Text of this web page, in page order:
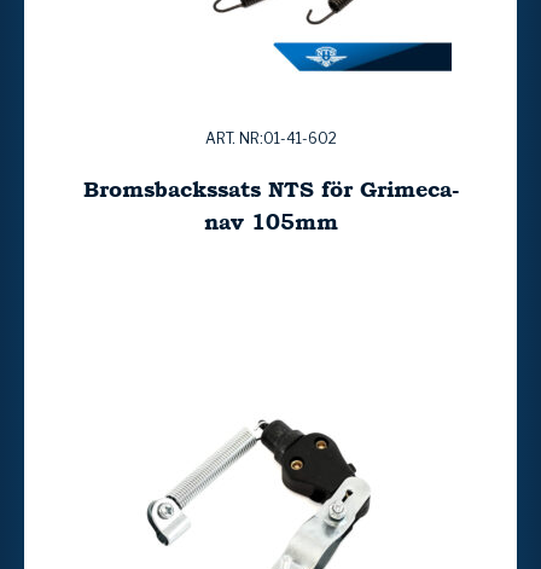
ART. NR:01-41-602
Bromsbackssats NTS för Grimeca-
nav 105mm